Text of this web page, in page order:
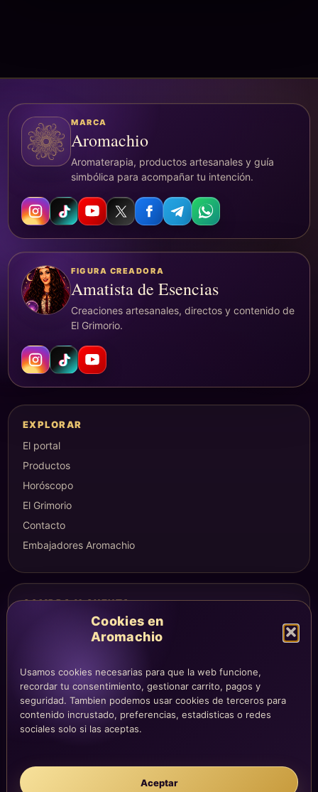
Cookies en
Aromachio
Usamos cookies necesarias para que la web funcione,
recordar tu consentimiento, gestionar carrito, pagos y
seguridad. Tambien podemos usar cookies de terceros para
contenido incrustado, preferencias, estadisticas o redes
sociales solo si las aceptas.
Aceptar
MARCA
Aromachio
Aromaterapia, productos artesanales y guía
simbólica para acompañar tu intención.
FIGURA CREADORA
Amatista de Esencias
Creaciones artesanales, directos y contenido de
El Grimorio.
EXPLORAR
El portal
Productos
Horóscopo
El Grimorio
Contacto
Embajadores Aromachio
COMPRA Y CUENTA
Condiciones de compra
Envíos y devoluciones